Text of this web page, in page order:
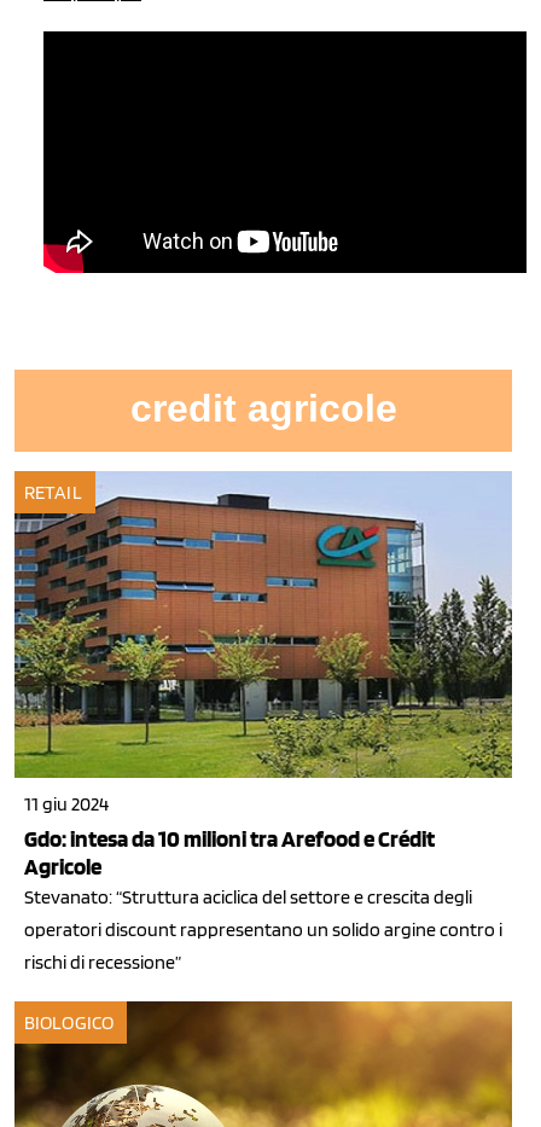
credit agricole
RETAIL
11 giu 2024
Gdo: intesa da 10 milioni tra Arefood e Crédit
Agricole
Stevanato: “Struttura aciclica del settore e crescita degli
operatori discount rappresentano un solido argine contro i
rischi di recessione”
BIOLOGICO